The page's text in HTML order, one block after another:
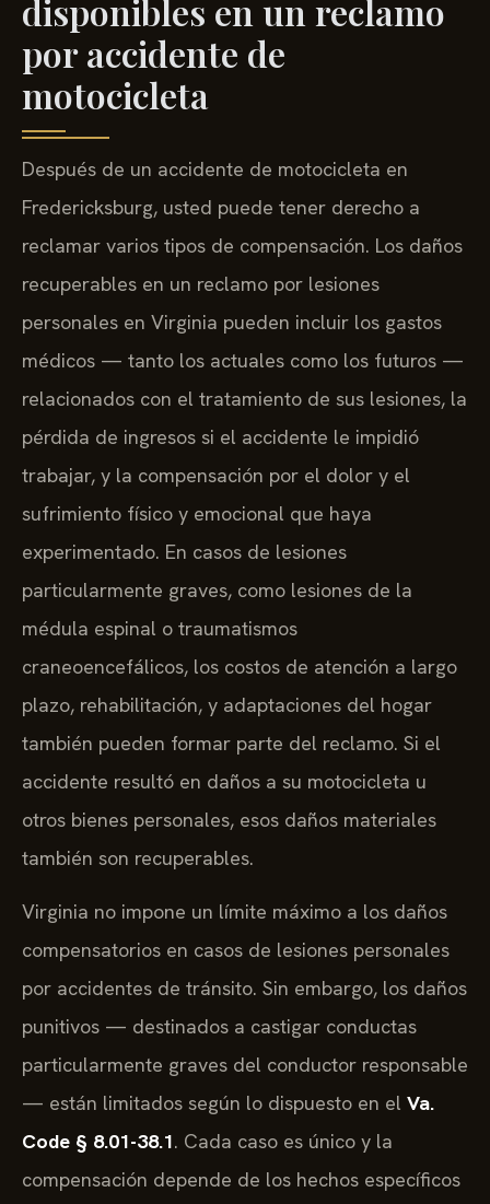
disponibles en un reclamo
por accidente de
motocicleta
Después de un accidente de motocicleta en
Fredericksburg, usted puede tener derecho a
reclamar varios tipos de compensación. Los daños
recuperables en un reclamo por lesiones
personales en Virginia pueden incluir los gastos
médicos — tanto los actuales como los futuros —
relacionados con el tratamiento de sus lesiones, la
pérdida de ingresos si el accidente le impidió
trabajar, y la compensación por el dolor y el
sufrimiento físico y emocional que haya
experimentado. En casos de lesiones
particularmente graves, como lesiones de la
médula espinal o traumatismos
craneoencefálicos, los costos de atención a largo
plazo, rehabilitación, y adaptaciones del hogar
también pueden formar parte del reclamo. Si el
accidente resultó en daños a su motocicleta u
otros bienes personales, esos daños materiales
también son recuperables.
Virginia no impone un límite máximo a los daños
compensatorios en casos de lesiones personales
por accidentes de tránsito. Sin embargo, los daños
punitivos — destinados a castigar conductas
particularmente graves del conductor responsable
— están limitados según lo dispuesto en el Va.
Code § 8.01-38.1. Cada caso es único y la
compensación depende de los hechos específicos